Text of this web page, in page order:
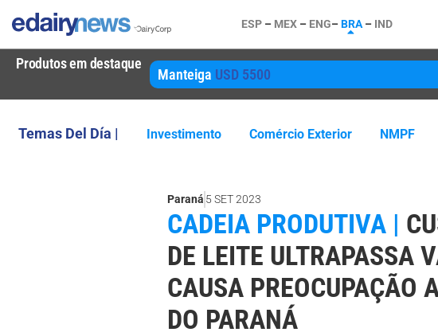
ESP – MEX – ENG–BRA – IND
Produtos em destaque
Manteiga USD 5500
Temas Del Día | Investimento Comércio Exterior NMPF
Paraná 5 SET 2023
CADEIA PRODUTIVA |
DE LEITE ULTRAPASSA
CAUSA PREOCUPAÇÃO
DO PARANÁ